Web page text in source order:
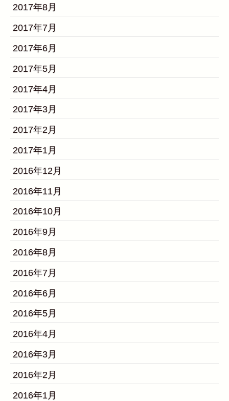
2017年8月
2017年7月
2017年6月
2017年5月
2017年4月
2017年3月
2017年2月
2017年1月
2016年12月
2016年11月
2016年10月
2016年9月
2016年8月
2016年7月
2016年6月
2016年5月
2016年4月
2016年3月
2016年2月
2016年1月